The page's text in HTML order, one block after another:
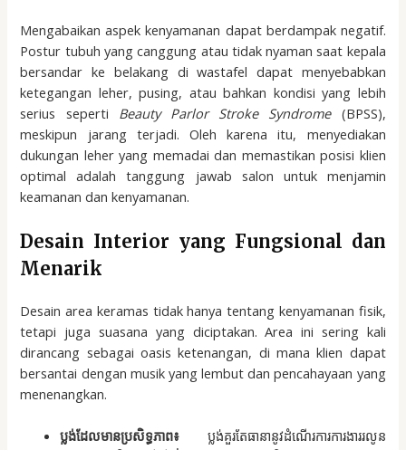
Mengabaikan aspek kenyamanan dapat berdampak negatif.
Postur tubuh yang canggung atau tidak nyaman saat kepala
bersandar ke belakang di wastafel dapat menyebabkan
ketegangan leher, pusing, atau bahkan kondisi yang lebih
serius seperti Beauty Parlor Stroke Syndrome(BPSS),
meskipun jarang terjadi. Oleh karena itu, menyediakan
dukungan leher yang memadai dan memastikan posisi klien
optimal adalah tanggung jawab salon untuk menjamin
keamanan dan kenyamanan.
Desain Interior yang Fungsional dan
Menarik
Desain area keramas tidak hanya tentang kenyamanan fisik,
tetapi juga suasana yang diciptakan. Area ini sering kali
dirancang sebagai oasis ketenangan, di mana klien dapat
bersantai dengan musik yang lembut dan pencahayaan yang
menenangkan.
ប្លង់ដែលមានប្រសិទ្ធភាព៖ ប្លង់គួរតែធានានូវដំណើរការការងាររលូន